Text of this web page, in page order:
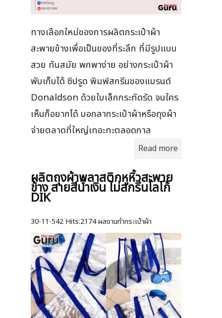
ทางเลือกใหม่ของการผลิตกระเป๋าผ้า
สะพายข้างเพื่อเป็นของที่ระลึก ที่มีรูปแบบ
สวย ทันสมัย พกพาง่าย อย่างกระเป๋าผ้า
พับเก็บได้ ซิปรูด พิมพ์สกรีนของแบรนด์
Donaldson ด้วยใบเล็กกระทัดรัด จนใคร
เห็นก็อยากได้ บอกลากระเป๋าผ้าหรือถุงผ้า
จ่ายตลาดที่ใหญ่เทอะทะตลอดกาล
Read more
ผลิตถุงผ้าพลาสติกหูหิ้วสะพาย
ข้าง สายสีน้ำเงิน ไม่สกรีนโลโก้
DIK
30-11-542 Hits:2174 ผลงานทำกระเป๋าผ้า